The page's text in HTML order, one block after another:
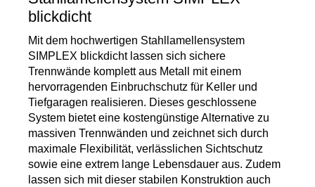
blickdicht
Mit dem hochwertigen Stahllamellensystem
SIMPLEX blickdicht lassen sich sichere
Trennwände komplett aus Metall mit einem
hervorragenden Einbruchschutz für Keller und
Tiefgaragen realisieren. Dieses geschlossene
System bietet eine kostengünstige Alternative zu
massiven Trennwänden und zeichnet sich durch
maximale Flexibilität, verlässlichen Sichtschutz
sowie eine extrem lange Lebensdauer aus. Zudem
lassen sich mit dieser stabilen Konstruktion auch